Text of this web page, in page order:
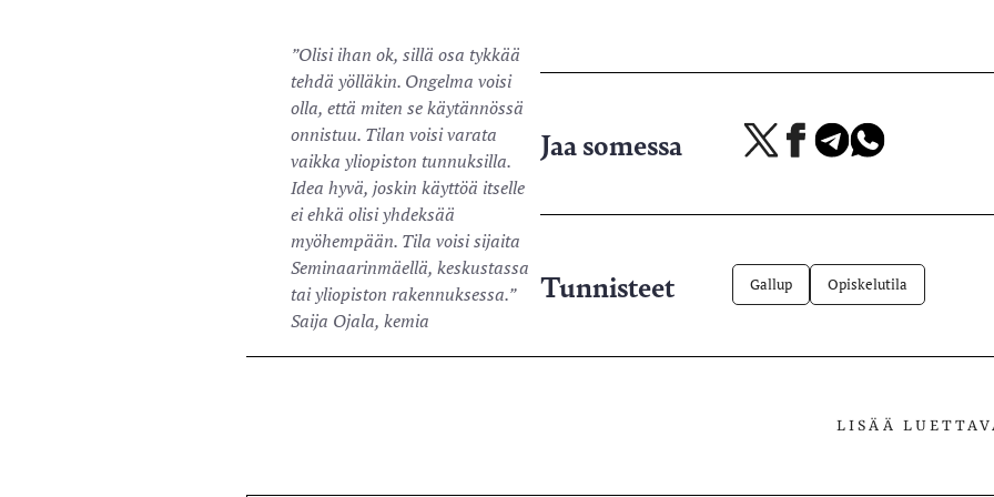
”Olisi ihan ok, sillä osa tykkää
tehdä yölläkin. Ongelma voisi
olla, että miten se käytännössä
onnistuu. Tilan voisi varata
vaikka yliopiston tunnuksilla.
Idea hyvä, joskin käyttöä itselle
ei ehkä olisi yhdeksää
myöhempään. Tila voisi sijaita
Seminaarinmäellä, keskustassa
tai yliopiston rakennuksessa.”
Saija Ojala, kemia
Jaa somessa
Jaa
palvelussa
Jaa Jaa Jaa
Tunnisteet Gallup Opiskelutila
LISÄÄ